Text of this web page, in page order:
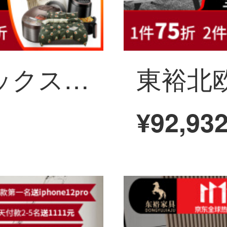
東裕軽奢なラテックスの本革のソファーは簡単に予約しました。現代的なイタリア式のミニチュアタイプの三人が居間を組み合わせて、まっすぐに三人の席に配置します。